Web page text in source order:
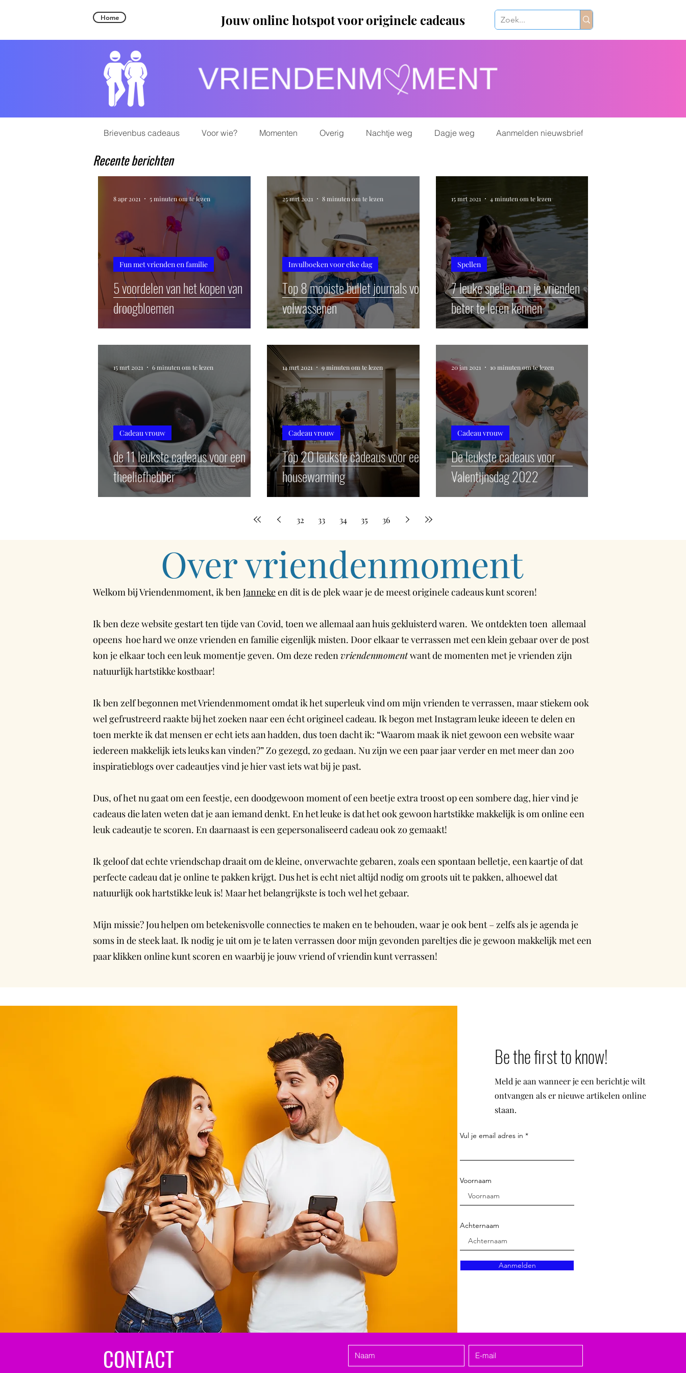
Home Jouw online hotspot voor originele cadeaus
Brievenbus cadeaus Voor wie? Momenten Overig Nachtje weg Dagje weg Aanmelden nieuwsbrief
Recente berichten
5 voordelen van het kopen van
droogbloemen
Fun met vrienden en familie
8 apr 2021 5 minuten om te lezen
Top 8 mooiste bullet journals voor
volwassenen
Invulboeken voor elke dag
25 mrt 2021 8 minuten om te lezen
7 leuke spellen om je vrienden
beter te leren kennen
Spellen
15 mrt 2021 4 minuten om te lezen
de 11 leukste cadeaus voor een
theeliefhebber
Cadeau vrouw
15 mrt 2021 6 minuten om te lezen
Top 20 leukste cadeaus voor een
housewarming
Cadeau vrouw
14 mrt 2021 9 minuten om te lezen
De leukste cadeaus voor
Valentijnsdag 2022
Cadeau vrouw
20 jan 2021 10 minuten om te lezen
32 33 34 35 36
Over vriendenmoment
Welkom bij Vriendenmoment, ik benJannekeen dit is de plek waar je de meest originele cadeaus kunt scoren!
Ik ben deze website gestart ten tijde van Covid, toen we allemaal aan huis gekluisterd waren. We ontdekten toen allemaal
opeens hoe hard we onze vrienden en familie eigenlijk misten. Door elkaar te verrassen met een klein gebaar over de post
kon je elkaar toch een leuk momentje geven. Om deze redenvriendenmomentwant de momenten met je vrienden zijn
natuurlijk hartstikke kostbaar!
Ik ben zelf begonnen met Vriendenmoment omdat ik het superleuk vind om mijn vrienden te verrassen, maar stiekem ook
wel gefrustreerd raakte bij het zoeken naar een écht origineel cadeau. Ik begon met Instagram leuke ideeen te delen en
toen merkte ik dat mensen er echt iets aan hadden, dus toen dacht ik: “Waarom maak ik niet gewoon een website waar
iedereen makkelijk iets leuks kan vinden?” Zo gezegd, zo gedaan. Nu zijn we een paar jaar verder en met meer dan 200
inspiratieblogs over cadeautjes vind je hier vast iets wat bij je past.
Dus, of het nu gaat om een feestje, een doodgewoon moment of een beetje extra troost op een sombere dag, hier vind je
cadeaus die laten weten dat je aan iemand denkt. En het leuke is dat het ook gewoon hartstikke makkelijk is om online een
leuk cadeautje te scoren. En daarnaast is een gepersonaliseerd cadeau ook zo gemaakt!
Ik geloof dat echte vriendschap draait om de kleine, onverwachte gebaren, zoals een spontaan belletje, een kaartje of dat
perfecte cadeau dat je online te pakken krijgt. Dus het is echt niet altijd nodig om groots uit te pakken, alhoewel dat
natuurlijk ook hartstikke leuk is! Maar het belangrijkste is toch wel het gebaar.
Mijn missie? Jou helpen om betekenisvolle connecties te maken en te behouden, waar je ook bent – zelfs als je agenda je
soms in de steek laat. Ik nodig je uit om je te laten verrassen door mijn gevonden pareltjes die je gewoon makkelijk met een
paar klikken online kunt scoren en waarbij je jouw vriend of vriendin kunt verrassen!
Be the first to know!
Meld je aan wanneer je een berichtje wilt
ontvangen als er nieuwe artikelen online
staan.
Vul je email adres in
Voornaam
Achternaam
Aanmelden
CONTACT